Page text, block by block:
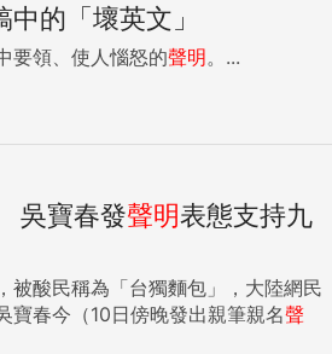
中的「壞英文」
要領、使人惱怒的聲明。...
吳寶春發聲明表態支持九
被酸民稱為「台獨麵包」，大陸網民
寶春今（10日傍晚發出親筆親名聲